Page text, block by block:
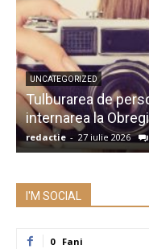
UNCATEGORIZED
Tulburarea de
internarea la
redactie - 27 iulie 2026
I'M SOCIAL
0 Fani